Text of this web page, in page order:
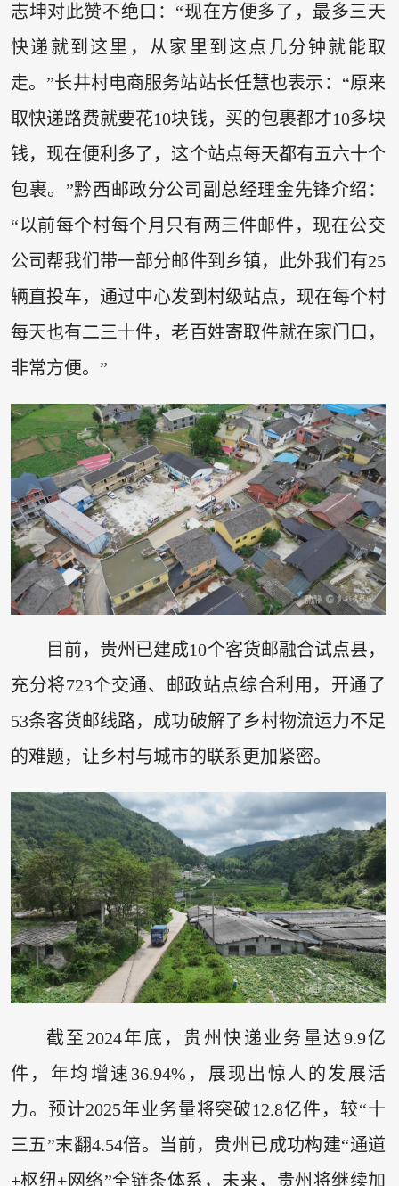
志坤对此赞不绝口：“现在方便多了，最多三天
快递就到这里，从家里到这点几分钟就能取
走。”长井村电商服务站站长任慧也表示：“原来
取快递路费就要花10块钱，买的包裹都才10多块
钱，现在便利多了，这个站点每天都有五六十个
包裹。”黔西邮政分公司副总经理金先锋介绍：
“以前每个村每个月只有两三件邮件，现在公交
公司帮我们带一部分邮件到乡镇，此外我们有25
辆直投车，通过中心发到村级站点，现在每个村
每天也有二三十件，老百姓寄取件就在家门口，
非常方便。”
目前，贵州已建成10个客货邮融合试点县，
充分将723个交通、邮政站点综合利用，开通了
53条客货邮线路，成功破解了乡村物流运力不足
的难题，让乡村与城市的联系更加紧密。
截至2024年底，贵州快递业务量达9.9亿
件，年均增速36.94%，展现出惊人的发展活
力。预计2025年业务量将突破12.8亿件，较“十
三五”末翻4.54倍。当前，贵州已成功构建“通道
+枢纽+网络”全链条体系，未来，贵州将继续加